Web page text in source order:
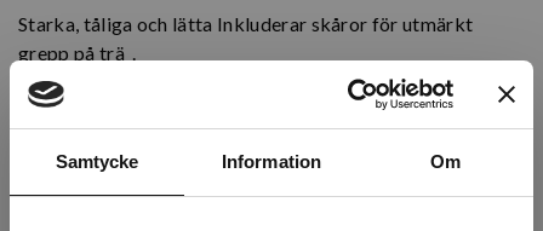
Samtycke Information Om
Starka, tåliga och lätta Inkluderar skåror för utmärkt
grepp på trä .
Artikelnr: O561109